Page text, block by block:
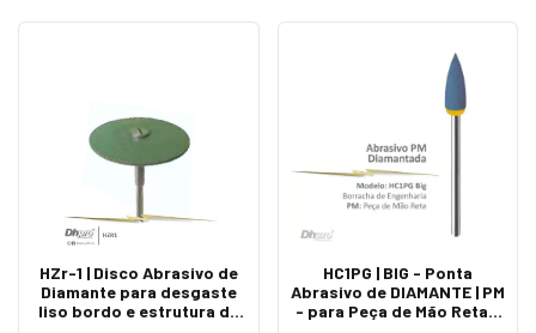
HZr-1 | Disco Abrasivo de
Diamante para desgaste
liso bordo e estrutura de
HC1PG | BIG - Ponta
Abrasivo de DIAMANTE | PM
- para Peça de Mão Reta -